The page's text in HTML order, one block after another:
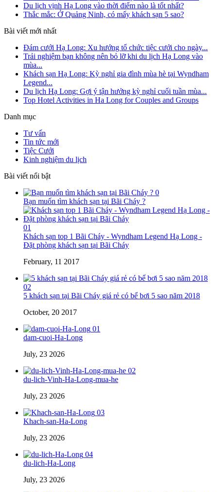
Du lịch vịnh Hạ Long vào thời điểm nào là tốt nhất?
Thắc mắc: Ở Quảng Ninh, có mấy khách sạn 5 sao?
Bài viết mới nhất
Đám cưới Hạ Long: Xu hướng tổ chức tiệc cưới cho ngày...
Trải nghiệm bạn không nên bỏ lỡ khi du lịch Hạ Long vào
mùa...
Khách sạn Hạ Long: Kỳ nghỉ gia đình mùa hè tại Wyndham
Legend...
Du lịch Hạ Long: Gợi ý tận hưởng kỳ nghỉ cuối tuần mùa...
Top Hotel Activities in Ha Long for Couples and Groups
Danh mục
Tư vấn
Tin tức mới
Tiệc Cưới
Kinh nghiệm du lịch
Bài viết nổi bật
0
Bạn muốn tìm khách sạn tại Bãi Cháy ?
01
Khách sạn top 1 Bãi Cháy - Wyndham Legend Hạ Long -
Đặt phòng khách sạn tại Bãi Cháy
February, 11 2017
02
5 khách sạn tại Bãi Cháy giá rẻ có bể bơi 5 sao năm 2018
October, 20 2017
01
dam-cuoi-Ha-Long
July, 23 2026
02
du-lich-Vinh-Ha-Long-mua-he
July, 23 2026
03
Khach-san-Ha-Long
July, 23 2026
04
du-lich-Ha-Long
July, 23 2026